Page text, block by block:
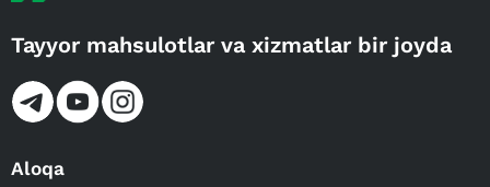
Tayyor mahsulotlar va xizmatlar bir joyda
Aloqa